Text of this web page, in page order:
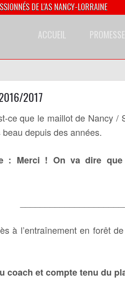
DE L'AS NANCY-LORRAINE
ACCUEIL
2017
ce que le maillot de Nancy
depuis des années.
: Merci ! On va dire
à l’entraînement en forêt
coach et compte tenu du